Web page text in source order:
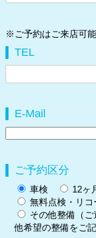
※ご予約はご来店可
TEL
E-Mail
ご予約区分
車検 12ヶ
無料点検・リコ
その他整備（
他希望の整備をご